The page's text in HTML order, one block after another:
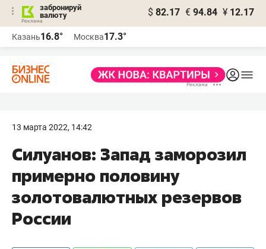
забронируй
валюту
$ 82.17 € 94.84 ¥ 12.17
Казань16.8° Москва17.3°
13 марта 2022, 14:42
Силуанов: Запад заморозил
примерно половину
золотовалютных резервов
России